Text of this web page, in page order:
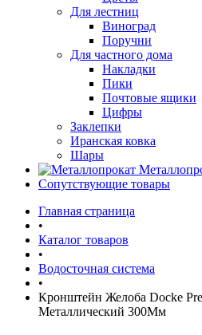
Для лестниц
Виноград
Поручни
Для частного дома
Накладки
Пики
Почтовые ящики
Цифры
Заклепки
Иранская ковка
Шары
Сопутствующие товары
Главная страница
•
Каталог товаров
•
Водосточная система
•
Кронштейн Желоба Docke
Металлический 300Мм